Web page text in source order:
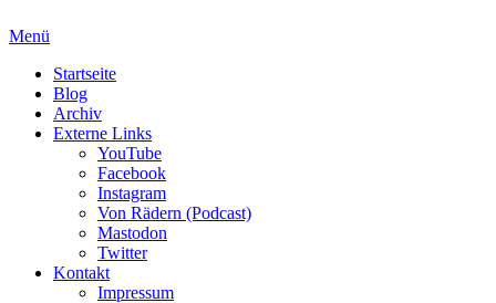
Menü
Startseite
Blog
Archiv
Externe Links
YouTube
Facebook
Instagram
Von Rädern (Podcast)
Mastodon
Twitter
Kontakt
Impressum